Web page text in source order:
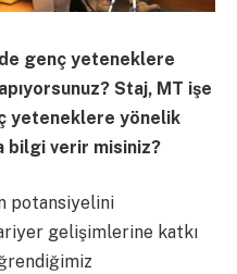
genç yeteneklere
Staj, MT işe
yeteneklere yönelik
bilgi verir misiniz?
potansiyelini
gelişimlerine katkı